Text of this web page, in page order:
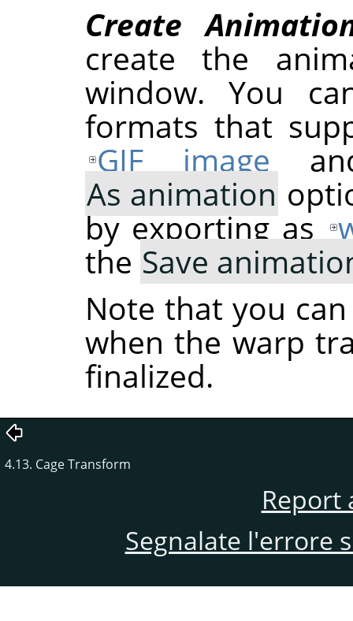
Create
create the
window. You
formats that
GIF image
As animation
by exporting as
the Save
Note that you
when the warp
finalized.
4.13. Cage Transform
Report
Segnalate l'errore